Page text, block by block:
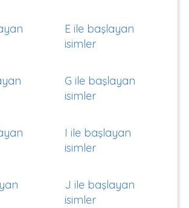
E ile başlayan
isimler
G ile başlayan
isimler
I ile başlayan
isimler
J ile başlayan
isimler